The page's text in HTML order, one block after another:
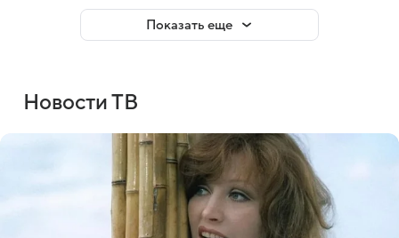
Показать еще
Новости ТВ